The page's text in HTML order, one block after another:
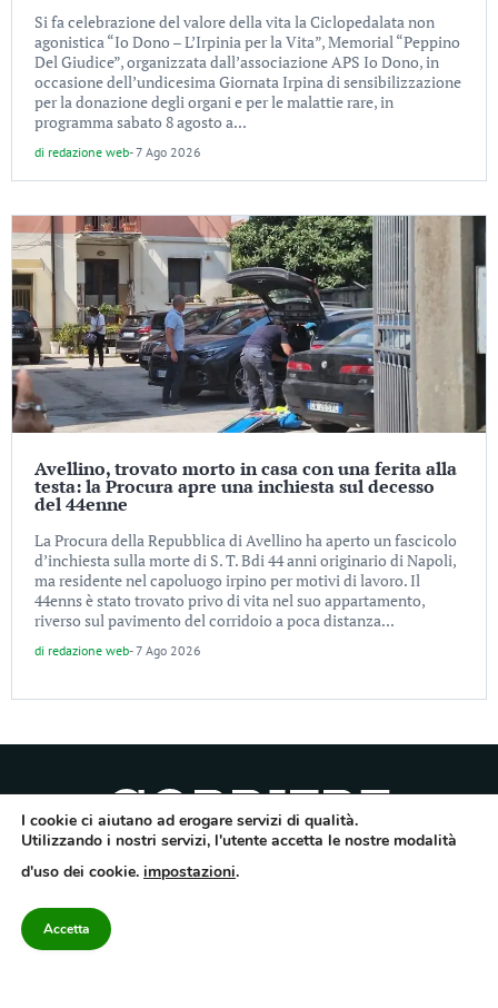
Si fa celebrazione del valore della vita la Ciclopedalata non
agonistica “Io Dono – L’Irpinia per la Vita”, Memorial “Peppino
Del Giudice”, organizzata dall’associazione APS Io Dono, in
occasione dell’undicesima Giornata Irpina di sensibilizzazione
per la donazione degli organi e per le malattie rare, in
programma sabato 8 agosto a...
di redazione web-7 Ago 2026
Avellino, trovato morto in casa con una ferita alla
testa: la Procura apre una inchiesta sul decesso
del 44enne
La Procura della Repubblica di Avellino ha aperto un fascicolo
d’inchiesta sulla morte di S. T. Bdi 44 anni originario di Napoli,
ma residente nel capoluogo irpino per motivi di lavoro. Il
44enns è stato trovato privo di vita nel suo appartamento,
riverso sul pavimento del corridoio a poca distanza...
di redazione web-7 Ago 2026
10/9/2012. Iscritto nel Registro Operatori di Comunicazione al n.7671
Avellino – Cap.Soc. 20.000 € – REA 187346 – PI/CF. Reg. naz. stampa 10218/99
I cookie ci aiutano ad erogare servizi di qualità.
Utilizzando i nostri servizi, l'utente accetta le nostre modalità
d'uso dei cookie. impostazioni.
Accetta